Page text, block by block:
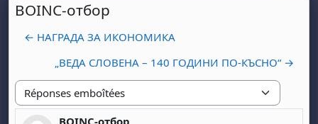
BOINC-отбор
← НАГРАДА ЗА ИКОНОМИКА
„ВЕДА СЛОВЕНА – 140 ГОДИНИ ПО-КЪСНО“ →
Type d'affichage
BOINC-отбор
Nombre de réponses : 0